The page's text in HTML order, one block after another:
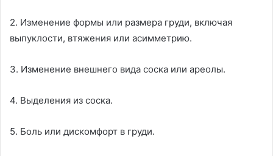
2. Изменение формы или размера груди, включая
выпуклости, втяжения или асимметрию.
3. Изменение внешнего вида соска или ареолы.
4. Выделения из соска.
5. Боль или дискомфорт в груди.